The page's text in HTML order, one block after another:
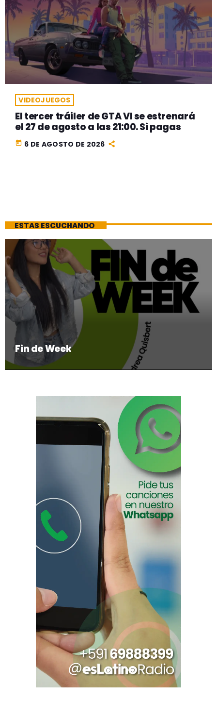
VIDEOJUEGOS
El tercer tráiler de GTA VI se estrenará
el 27 de agosto a las 21:00. Si pagas
today 6 DE AGOSTO DE 2026
ESTAS ESCUCHANDO
Fin de Week